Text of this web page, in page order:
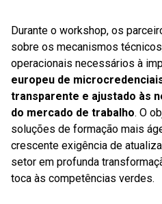
Durante o workshop, os
sobre os mecanismos
operacionais necessários à
europeu de
transparente e ajustado às
do mercado de trabalho. O
soluções de formação mais
crescente exigência de
setor em profunda
toca às competências verdes.